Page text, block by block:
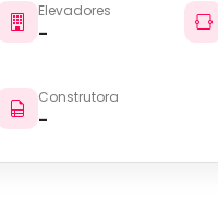
Elevadores
-
Construtora
-